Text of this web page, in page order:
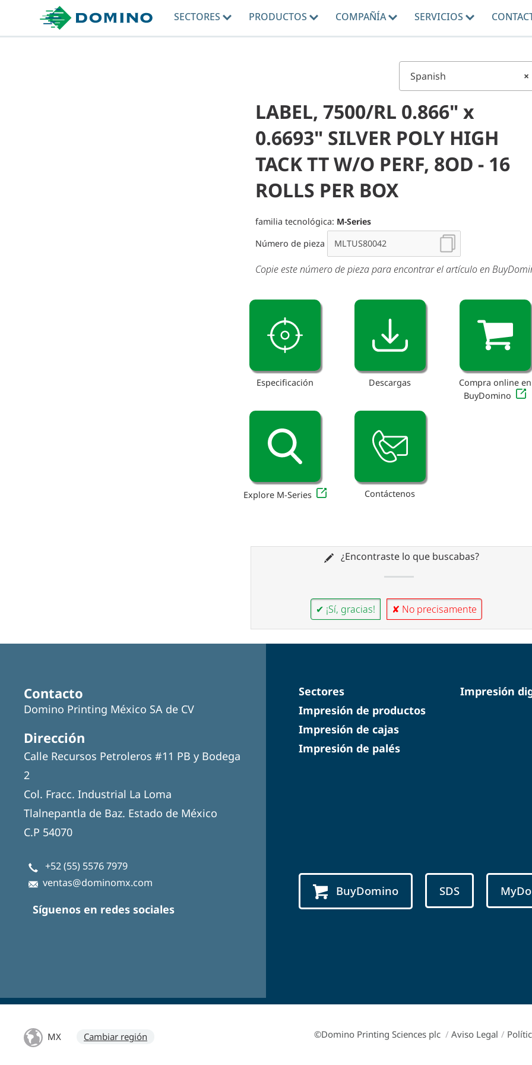
SECTORES PRODUCTOS COMPAÑÍA SERVICIOS
×
Spanish
LABEL, 7500/RL 0.866" x
0.6693" SILVER POLY HIGH
TACK TT W/O PERF, 8OD - 16
ROLLS PER BOX
familia tecnológica: M-Series
Número de pieza
Copie este número de pieza para encontrar el artículo en
Especificación Descargas
Compra online en
BuyDomino
Explore M-Series Contáctenos
¿Encontraste lo que buscabas?
✔ ¡Sí, gracias! ✘ No precisamente
Contacto
Domino Printing México SA de CV
Dirección
Calle Recursos Petroleros #11 PB y Bodega
2
Col. Fracc. Industrial La Loma
Tlalnepantla de Baz. Estado de México
C.P 54070
+52 (55) 5576 7979
ventas@dominomx.com
Síguenos en redes sociales
Sectores
Impresión de productos
Impresión de cajas
Impresión de palés
Impresión
BuyDomino SDS
MX Cambiar región ©Domino Printing Sciences plc / Aviso Legal /